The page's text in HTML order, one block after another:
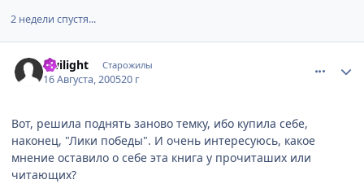
2 недели спустя...
Twilight Старожилы
16 Августа, 200520 г
Вот, решила поднять заново темку, ибо купила себе,
наконец, "Лики победы". И очень интересуюсь, какое
мнение оставило о себе эта книга у прочиташих или
читающих?